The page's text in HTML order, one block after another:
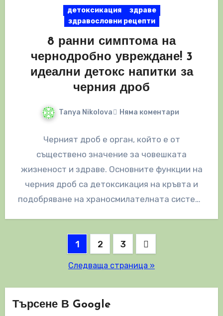
детоксикация
здраве
здравословни рецепти
8 ранни симптома на
чернодробно увреждане! 3
идеални детокс напитки за
черния дроб
Tanya Nikolova Няма коментари
Черният дроб е орган, който е от
съществено значение за човешката
жизненост и здраве. Основните функции на
черния дроб са детоксикация на кръвта и
подобряване на храносмилателната система
Разделяне
публикациите
на
1 2 3
Следваща страница »
Търсене В Google